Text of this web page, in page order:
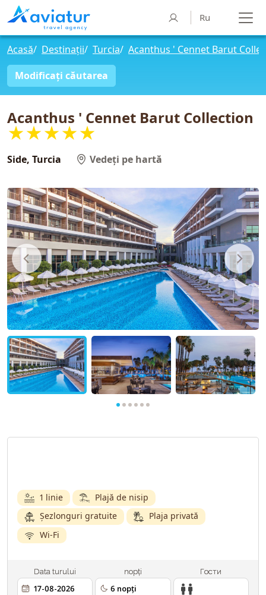
Ru
Acasă/ Destinații/ Turcia/ Acanthus ' Cennet Barut
Modificați căutarea
Acanthus ' Cennet Barut Collection
★★★★★
Side, Turcia Vedeți pe hartă
1 linie
Plajă de nisip
Șezlonguri gratuite
Plaja privată
Wi-Fi
Data turului nopți Гости